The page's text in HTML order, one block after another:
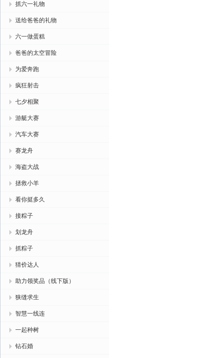
抓六一礼物
送给爸爸的礼物
六一做蛋糕
爸爸的太空冒险
为爱奔跑
疯狂射击
七夕相聚
游艇大赛
汽车大赛
赛龙舟
海盗大战
拯救小羊
看你挺多久
接粽子
划龙舟
抓粽子
猜价达人
助力领奖品（线下版）
狭缝求生
智慧一线连
一起种树
钻石婚